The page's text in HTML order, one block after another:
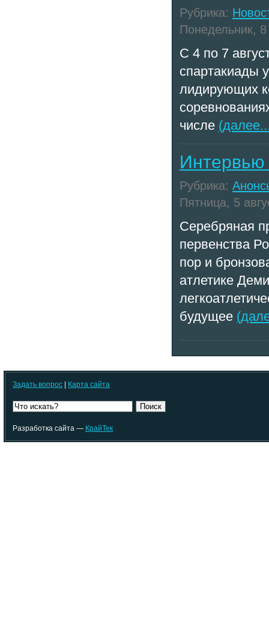
Рубрика:
Понедельник, 8
С 4 по 7
спартакиады
лидирующих
числе
Интервью
Рубрика:
Пятница, 5
Серебряная
первенства
пор и
атлетике
будущее
Задать вопрос | Карта сайта
Поиск
Разработка сайта — КрайТек